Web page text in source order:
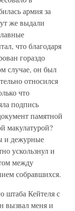
армия за
же выдали
что благодаря
гораздо
случае, он был
относился
что
подпись
памятной
макулатурой?
и дежурные
ускользнул и
между
собравшихся.
штаба Кейтеля с
вызвал меня и